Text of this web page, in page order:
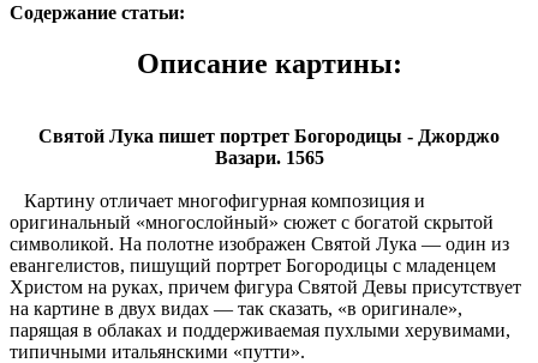
Содержание статьи:
Описание картины:
Святой Лука пишет портрет Богородицы - Джорджо
Вазари. 1565
Картину отличает многофигурная композиция и
оригинальный «многослойный» сюжет с богатой скрытой
символикой. На полотне изображен Святой Лука — один из
евангелистов, пишущий портрет Богородицы с младенцем
Христом на руках, причем фигура Святой Девы присутствует
на картине в двух видах — так сказать, «в оригинале»,
парящая в облаках и поддерживаемая пухлыми херувимами,
типичными итальянскими «путти».